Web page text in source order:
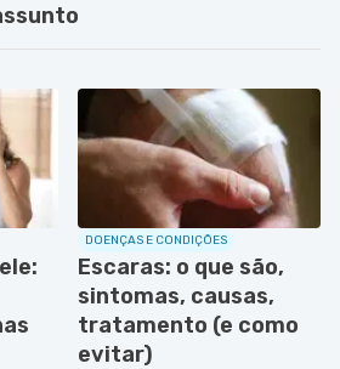
DOENÇAS E CONDIÇÕES
Escaras: o que são,
sintomas, causas,
tratamento (e como
evitar)